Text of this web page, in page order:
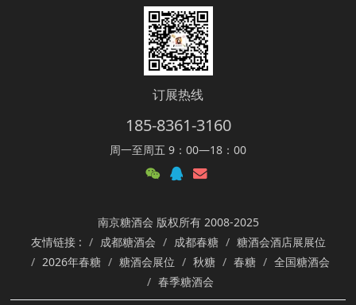
订展热线
185-8361-3160
周一至周五 9：00—18：00
南京糖酒会 版权所有 2008-2025
友情链接 :
成都糖酒会 成都春糖
糖酒会酒店展展位
2026年春糖
糖酒会展位 秋糖 春糖
全国糖酒会
春季糖酒会